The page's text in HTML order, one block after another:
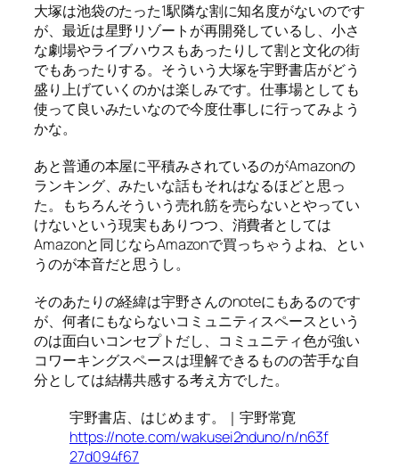
大塚は池袋のたった1駅隣な割に知名度がないのです
が、最近は星野リゾートが再開発しているし、小さ
な劇場やライブハウスもあったりして割と文化の街
でもあったりする。そういう大塚を宇野書店がどう
盛り上げていくのかは楽しみです。仕事場としても
使って良いみたいなので今度仕事しに行ってみよう
かな。
あと普通の本屋に平積みされているのがAmazonの
ランキング、みたいな話もそれはなるほどと思っ
た。もちろんそういう売れ筋を売らないとやってい
けないという現実もありつつ、消費者としては
Amazonと同じならAmazonで買っちゃうよね、とい
うのが本音だと思うし。
そのあたりの経緯は宇野さんのnoteにもあるのです
が、何者にもならないコミュニティスペースという
のは面白いコンセプトだし、コミュニティ色が強い
コワーキングスペースは理解できるものの苦手な自
分としては結構共感する考え方でした。
宇野書店、はじめます。｜宇野常寛
https://note.com/wakusei2nduno/n/n63f
27d094f67